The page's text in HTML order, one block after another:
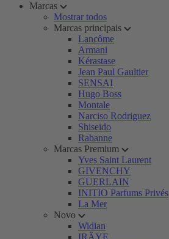
Marcas
Mostrar todos
Marcas principais
Lancôme
Armani
Kérastase
Jean Paul Gaultier
SENSAI
Hugo Boss
Montale
Narciso Rodriguez
Shiseido
Rabanne
Marcas Premium
Yves Saint Laurent
GIVENCHY
GUERLAIN
INITIO Parfums Privés
La Mer
Novo
Widian
IRÄYE